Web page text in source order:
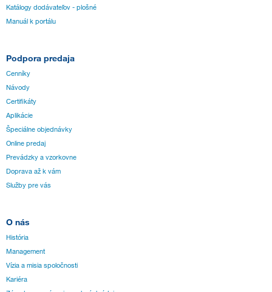
Katálogy dodávateľov - plošné
Manuál k portálu
Podpora predaja
Cenníky
Návody
Certifikáty
Aplikácie
Špeciálne objednávky
Online predaj
Prevádzky a vzorkovne
Doprava až k vám
Služby pre vás
O nás
História
Management
Vízia a misia spoločnosti
Kariéra